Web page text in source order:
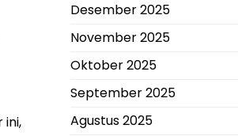
Desember 2025
November 2025
Oktober 2025
September 2025
Agustus 2025